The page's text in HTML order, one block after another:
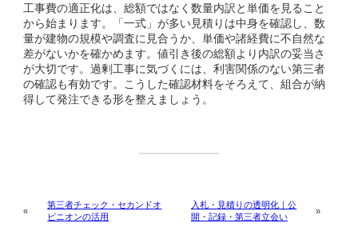
工事費の適正化は、総額ではなく数量内訳と単価を見ること
から始まります。「一式」が多い見積りは中身を確認し、数
量が建物の規模や調査に見合うか、単価や諸経費に不自然な
差がないかを確かめます。値引き後の総額より内訳の妥当さ
が大切です。過剰工事に気づくには、利害関係のない第三者
の確認も有効です。こうした確認材料をそろえて、組合が納
得して発注できる形を整えましょう。
«
第三者チェック・セカンドオ
ピニオンの活用
入札・見積りの透明化｜公
開・記録・第三者立会い
»